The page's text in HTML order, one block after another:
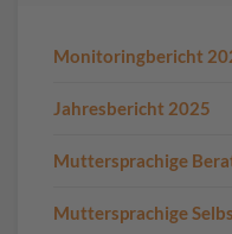
Monitoringbericht
Jahresbericht 2025
Muttersprachige
Muttersprachige